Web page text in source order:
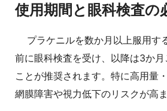
使用期間と眼科検査の
プラケニルを数か月以上服用す
前に眼科検査を受け、以降は3か
ことが推奨されます。特に高用量
網膜障害や視力低下のリスクが高ま